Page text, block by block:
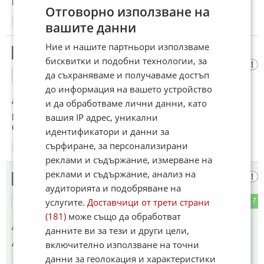
Коментиран от
НИ СЪ БЪРКАЙ В ХОРСКИТЕ РАБОТИ
ОТГОВОР
До коментар от "antimediator":
ГАТ ИЗМИСЛЯТ ЗАКОН НАЛАГАЩ ЕДИН НИК ТОГАЗ ША
СА ПРОВЪЗНАСЯШ..
04.04.2018
098
7
ОТГОВОР
До коментар
А ко стана с Макс Телеком?
Отговорно използване на
вашите данни
Ние и нашите партньори използваме
бисквитки и подобни технологии, за
да съхраняваме и получаваме достъп
до информация на вашето устройство
и да обработваме лични данни, като
вашия IP адрес, уникални
идентификатори и данни за
сърфиране, за персонализирани
реклами и съдържание, измерване на
реклами и съдържание, анализ на
аудиторията и подобряване на
услугите.Доставчици от трети страни
(181) може също да обработват
данните ви за тези и други цели,
включително използване на точни
данни за геолокация и характеристики